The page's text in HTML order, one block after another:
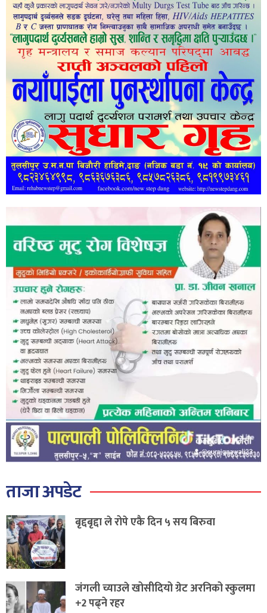
ताजा अपडेट
बृद्दबृद्दा ले रोपे एकै दिन ५ सय बिरुवा
जंगली च्याउले खोसीदियो ग्रेट अरनिको स्कुलमा
+2 पढ्ने रहर